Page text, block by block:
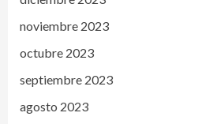
noviembre 2023
octubre 2023
septiembre 2023
agosto 2023